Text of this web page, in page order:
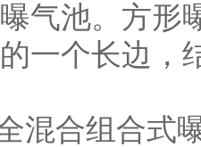
气池。方形
一个长边，
混合组合式